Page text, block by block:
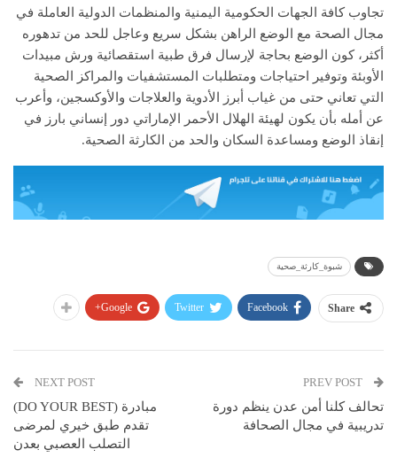
تجاوب كافة الجهات الحكومية اليمنية والمنظمات الدولية العاملة في
مجال الصحة مع الوضع الراهن بشكل سريع وعاجل للحد من تدهوره
أكثر، كون الوضع بحاجة لإرسال فرق طبية استقصائية ورش مبيدات
الأوبئة وتوفير احتياجات ومتطلبات المستشفيات والمراكز الصحية
التي تعاني حتى من غياب أبرز الأدوية والعلاجات والأوكسجين، وأعرب
عن أمله بأن يكون لهيئة الهلال الأحمر الإماراتي دور إنساني بارز في
إنقاذ الوضع ومساعدة السكان والحد من الكارثة الصحية.
شبوة_كارثة_صحية
Share
Facebook
Twitter
Google+
تحالف كلنا أمن عدن ينظم دورة
تدريبية في مجال الصحافة
NEXT POST
مبادرة (DO YOUR BEST)
تقدم طبق خيري لمرضى
التصلب العصبي بعدن